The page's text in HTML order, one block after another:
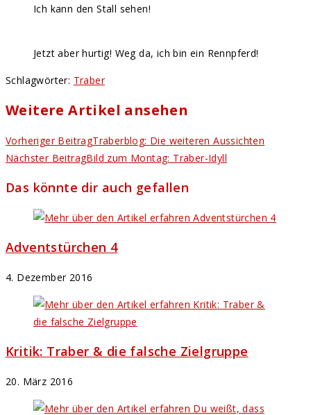
Ich kann den Stall sehen!
Jetzt aber hurtig! Weg da, ich bin ein Rennpferd!
Schlagwörter: Traber
Weitere Artikel ansehen
Vorheriger BeitragTraberblog: Die weiteren Aussichten
Nächster BeitragBild zum Montag: Traber-Idyll
Das könnte dir auch gefallen
Adventstürchen 4
4. Dezember 2016
Kritik: Traber & die falsche Zielgruppe
20. März 2016